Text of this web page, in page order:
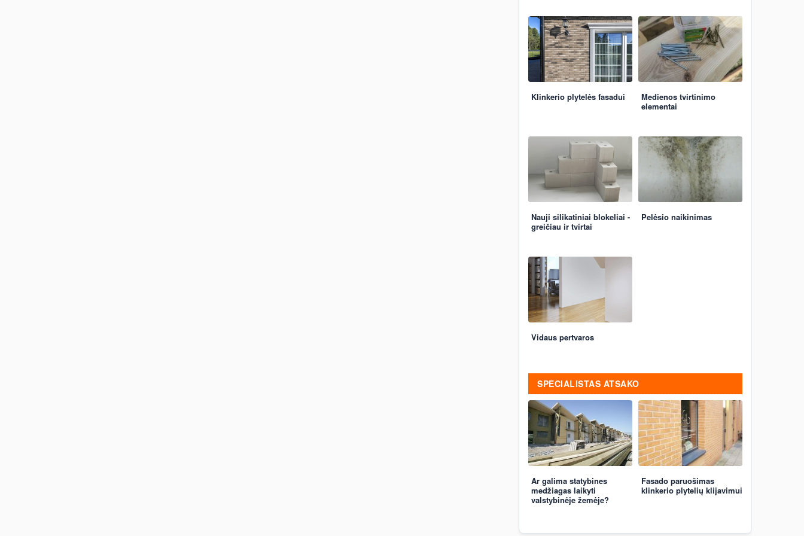
Klinkerio plytelės fasadui
Medienos tvirtinimo
elementai
Nauji silikatiniai blokeliai -
greičiau ir tvirtai
Pelėsio naikinimas
Vidaus pertvaros
SPECIALISTAS ATSAKO
Ar galima statybines
medžiagas laikyti
valstybinėje žemėje?
Fasado paruošimas
klinkerio plytelių klijavimui